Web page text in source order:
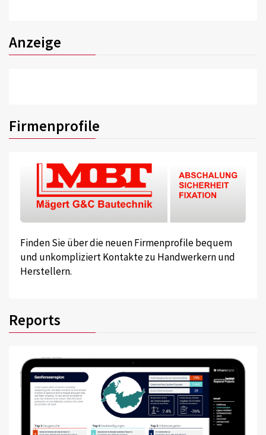
Anzeige
Firmenprofile
Finden Sie über die neuen Firmenprofile bequem
und unkompliziert Kontakte zu Handwerkern und
Herstellern.
Reports